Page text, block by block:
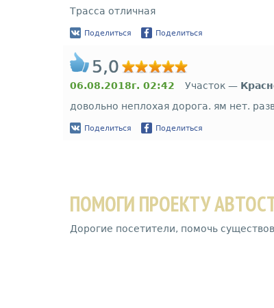
Трасса отличная
Поделиться Поделиться
5,0
06.08.2018г. 02:42 Участок —
довольно неплохая дорога. ям нет.
Поделиться Поделиться
ПОМОГИ ПРОЕКТУ
Дорогие посетители, помочь